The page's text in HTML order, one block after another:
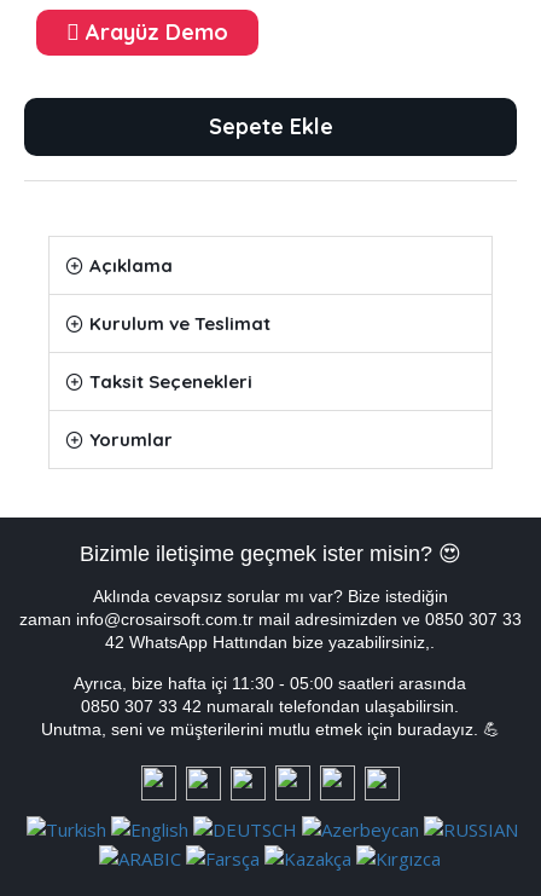
Arayüz Demo
Sepete Ekle
Açıklama
Kurulum ve Teslimat
Taksit Seçenekleri
Yorumlar
Bizimle iletişime geçmek ister misin? 😍
Aklında cevapsız sorular mı var? Bize istediğin
zaman info@crosairsoft.com.tr mail adresimizden ve 0850 307 33
42 WhatsApp Hattından bize yazabilirsiniz,.
Ayrıca, bize hafta içi 11:30 - 05:00 saatleri arasında
0850 307 33 42 numaralı telefondan ulaşabilirsin.
Unutma, seni ve müşterilerini mutlu etmek için buradayız. 💪